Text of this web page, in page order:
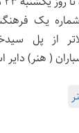
شماره یک
از پل
( هنر)